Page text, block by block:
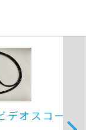
デオスコープ